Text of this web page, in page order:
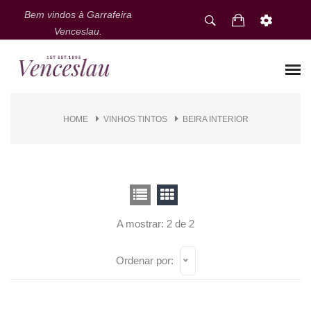
Bem vindos à Garrafeira
Venceslau.
HOME VINHOS TINTOS BEIRA INTERIOR
A mostrar: 2 de 2
Ordenar por: